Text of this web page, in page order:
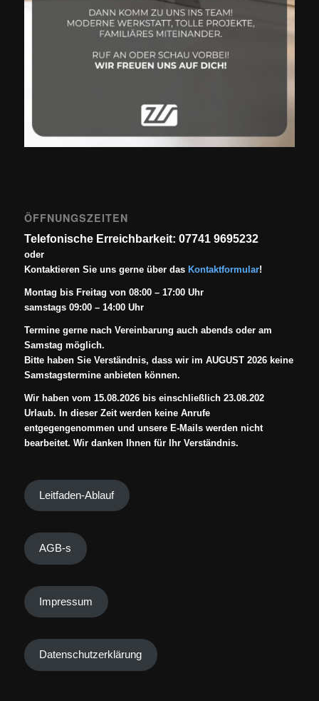
ÖFFNUNGSZEITEN
Telefonische Erreichbarkeit: 07741 9695232
oder
Kontaktieren Sie uns gerne über das Kontaktformular!
Montag bis Freitag von 08:00 – 17:00 Uhr
samstags 09:00 – 14:00 Uhr
Termine gerne nach Vereinbarung auch abends oder am
Samstag möglich.
Bitte haben Sie Verständnis, dass wir im AUGUST 2026 keine
Samstagstermine anbieten können.
Wir haben vom 15.08.2026 bis einschließlich 23.08.202
Urlaub. In dieser Zeit werden keine Anrufe
entgegengenommen und unsere E-Mails werden nicht
bearbeitet. Wir danken Ihnen für Ihr Verständnis.
Leitfaden-Ablauf
AGB-s
Impressum
Datenschutzerklärung